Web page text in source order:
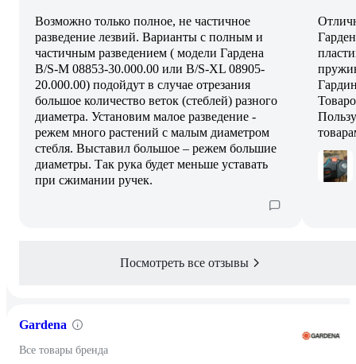
Возможно только полное, не частичное
разведение лезвий. Варианты с полным и
частичным разведением ( модели Гардена
B/S-M 08853-30.000.00 или B/S-XL 08905-
20.000.00) подойдут в случае отрезания
большое количество веток (стеблей) разного
диаметра. Установим малое разведение -
режем много растений с малым диаметром
стебля. Выставил большое – режем большие
диаметры. Так рука будет меньше уставать
при сжимании ручек.
Посмотреть все отзывы
Gardena
Все товары бренда